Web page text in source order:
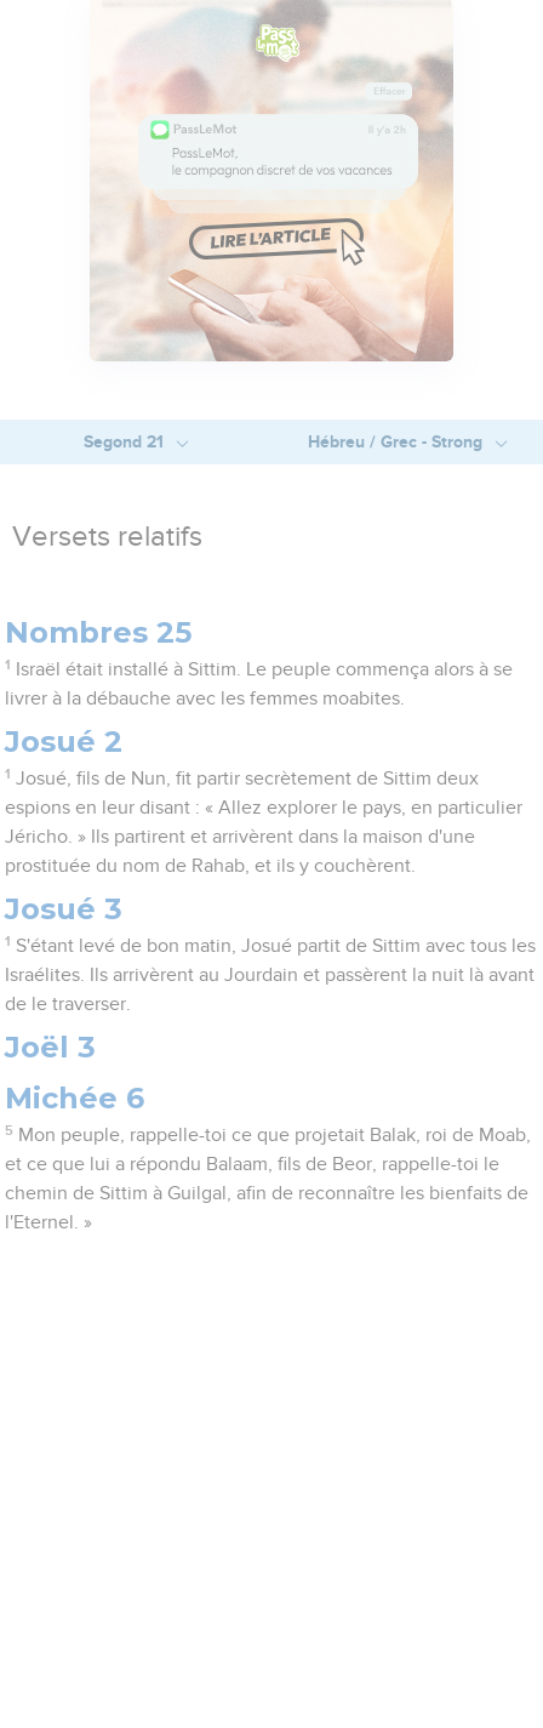
Segond 21 Hébreu / Grec - Strong
Versets relatifs
Nombres 25
1
Israël était installé à Sittim. Le peuple commença alors à se
livrer à la débauche avec les femmes moabites.
Josué 2
1 Josué, fils de Nun, fit partir secrètement de Sittim deux
espions en leur disant : « Allez explorer le pays, en particulier
Jéricho. » Ils partirent et arrivèrent dans la maison d'une
prostituée du nom de Rahab, et ils y couchèrent.
Josué 3
1 S'étant levé de bon matin, Josué partit de Sittim avec tous les
Israélites. Ils arrivèrent au Jourdain et passèrent la nuit là avant
de le traverser.
Joël 3
Michée 6
5 Mon peuple, rappelle-toi ce que projetait Balak, roi de Moab,
et ce que lui a répondu Balaam, fils de Beor, rappelle-toi le
chemin de Sittim à Guilgal, afin de reconnaître les bienfaits de
l'Eternel. »